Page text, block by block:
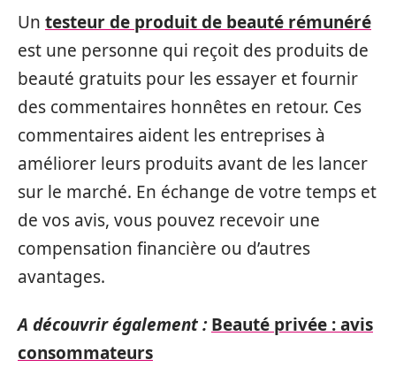
Un testeur de produit de beauté rémunéré
est une personne qui reçoit des produits de
beauté gratuits pour les essayer et fournir
des commentaires honnêtes en retour. Ces
commentaires aident les entreprises à
améliorer leurs produits avant de les lancer
sur le marché. En échange de votre temps et
de vos avis, vous pouvez recevoir une
compensation financière ou d’autres
avantages.
A découvrir également : Beauté privée : avis
consommateurs